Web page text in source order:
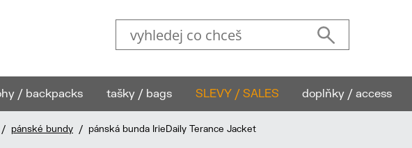
/ backpacks tašky / bags SLEVY / SALES doplňky / access
/ pánské bundy / pánská bunda IrieDaily Terance Jacket